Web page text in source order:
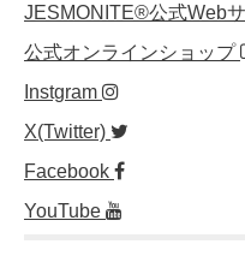
JESMONITE®公式Web
公式オンラインショップ
Instgram
X(Twitter)
Facebook
YouTube